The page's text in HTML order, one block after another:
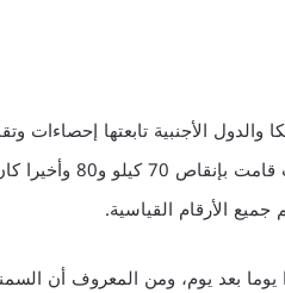
والدول الأجنبية تابعتها إحصاءات
الأرقام القياسية.
5 سنوات وتزداد انتشارا يوما بعد يوم، ومن